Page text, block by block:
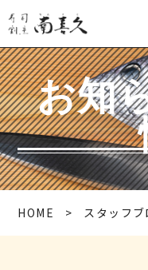
お知
HOME スタッフブ